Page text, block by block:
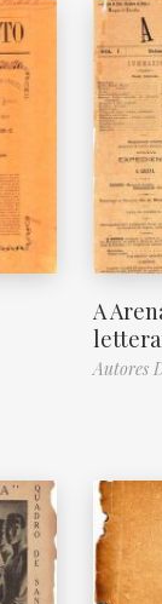
A
Autores